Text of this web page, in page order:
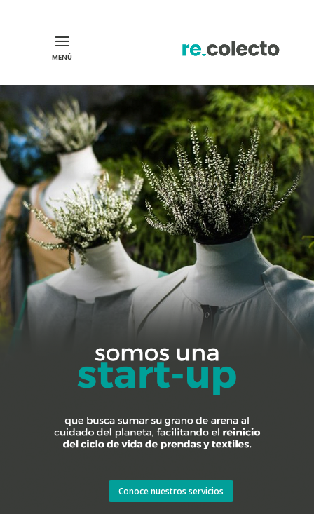
Conoce nuestros servicios